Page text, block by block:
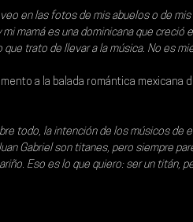
en las fotos de mis abuelos o de
mi mamá es una dominicana que creció
trato de llevar a la música. No es
a la balada romántica mexicana
todo, la intención de los músicos de
Gabriel son titanes, pero siempre
Eso es lo que quiero: ser un titán,